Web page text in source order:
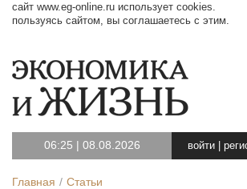
сайт www.eg-online.ru использует cookies.
пользуясь сайтом, вы соглашаетесь с этим.
06:25 | 08.08.2026 войти
Главная Статьи